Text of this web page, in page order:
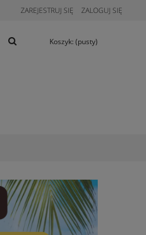
ZAREJESTRUJ SIĘ ZALOGUJ SIĘ
Koszyk: (pusty)